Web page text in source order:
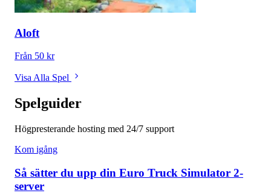
Aloft
Från 50 kr
Visa Alla Spel
Spelguider
Högpresterande hosting med 24/7 support
Kom igång
Så sätter du upp din Euro Truck Simulator 2-
server